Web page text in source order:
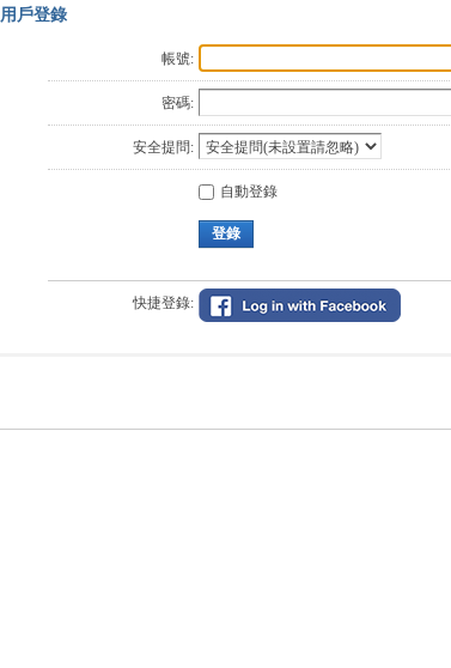
用戶登錄
帳號:
密碼:
安全提問:
自動登錄
登錄
快捷登錄: